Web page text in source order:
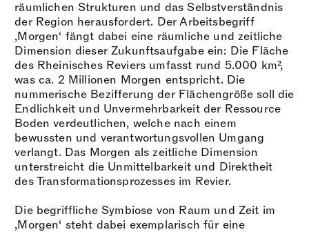
räumlichen Strukturen und das Selbstverständnis
der Region herausfordert. Der Arbeitsbegriff
‚Morgen‘ fängt dabei eine räumliche und zeitliche
Dimension dieser Zukunftsaufgabe ein: Die Fläche
des Rheinisches Reviers umfasst rund 5.000 km²,
was ca. 2 Millionen Morgen entspricht. Die
nummerische Bezifferung der Flächengröße soll die
Endlichkeit und Unvermehrbarkeit der Ressource
Boden verdeutlichen, welche nach einem
bewussten und verantwortungsvollen Umgang
verlangt. Das Morgen als zeitliche Dimension
unterstreicht die Unmittelbarkeit und Direktheit
des Transformationsprozesses im Revier.
Die begriffliche Symbiose von Raum und Zeit im
‚Morgen‘ steht dabei exemplarisch für eine